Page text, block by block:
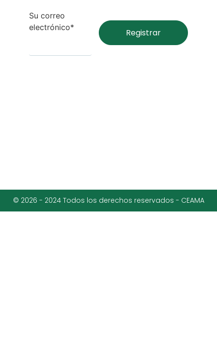
Su correo
electrónico*
© 2026 - 2024 Todos los derechos reservados - CEAMA